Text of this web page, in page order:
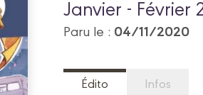
Janvier - Février
Paru le : 04/11/2020
Édito Infos